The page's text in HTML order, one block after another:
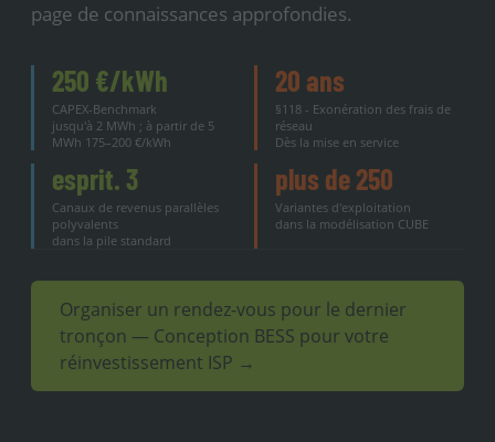
page de connaissances approfondies.
250 €/kWh
CAPEX-Benchmark
jusqu'à 2 MWh ; à partir de 5
MWh 175–200 €/kWh
20 ans
§118 - Exonération des frais de
réseau
Dès la mise en service
esprit. 3
Canaux de revenus parallèles
polyvalents
dans la pile standard
plus de 250
Variantes d'exploitation
dans la modélisation CUBE
Organiser un rendez-vous pour le dernier
tronçon — Conception BESS pour votre
réinvestissement ISP →